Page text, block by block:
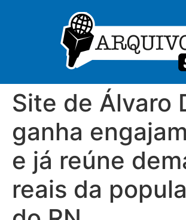
Site de Álvaro
ganha
e já reúne
reais da